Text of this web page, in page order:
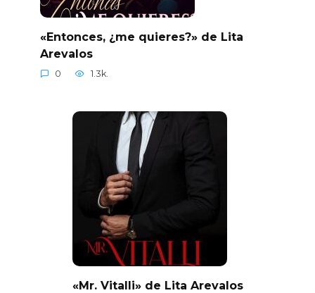
«Entonces, ¿me quieres?» de Lita
Arevalos
0 1.3k.
«Mr. Vitalli» de Lita Arevalos